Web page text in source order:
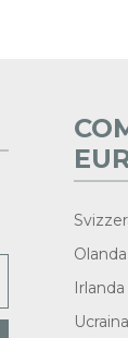
Olanda
Irlanda
Ucraina